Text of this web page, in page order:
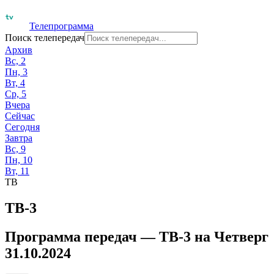
Телепрограмма
Поиск телепередач
Архив
Вс, 2
Пн, 3
Вт, 4
Ср, 5
Вчера
Сейчас
Сегодня
Завтра
Вс, 9
Пн, 10
Вт, 11
ТВ
ТВ-3
Программа передач —ТВ-3 на Четверг
31.10.2024